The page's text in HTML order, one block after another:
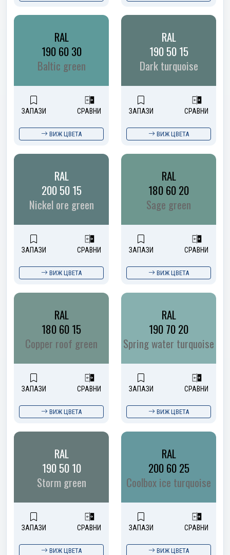
RAL
190 60 30
Baltic green
ЗАПАЗИ СРАВНИ
ВИЖ ЦВЕТА
RAL
190 50 15
Dark turquoise
ЗАПАЗИ СРАВНИ
ВИЖ ЦВЕТА
RAL
200 50 15
Nickel ore green
ЗАПАЗИ СРАВНИ
ВИЖ ЦВЕТА
RAL
180 60 20
Sage green
ЗАПАЗИ СРАВНИ
ВИЖ ЦВЕТА
RAL
180 60 15
Copper roof green
ЗАПАЗИ СРАВНИ
ВИЖ ЦВЕТА
RAL
190 70 20
Spring water turquoise
ЗАПАЗИ СРАВНИ
ВИЖ ЦВЕТА
RAL
190 50 10
Storm green
ЗАПАЗИ СРАВНИ
ВИЖ ЦВЕТА
RAL
200 60 25
Coolbox ice turquoise
ЗАПАЗИ СРАВНИ
ВИЖ ЦВЕТА